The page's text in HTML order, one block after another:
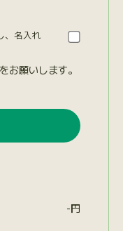
、名入れ
お願いします。
-円